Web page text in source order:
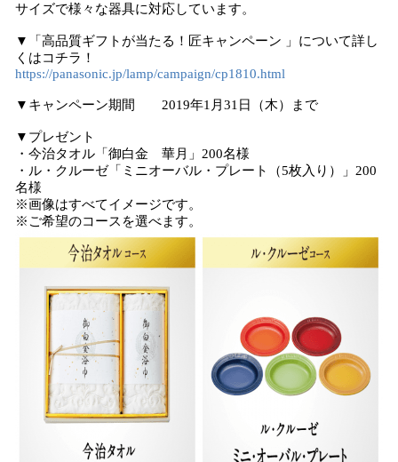
サイズで様々な器具に対応しています。
▼「高品質ギフトが当たる！匠キャンペーン 」について詳し
くはコチラ！
https://panasonic.jp/lamp/campaign/cp1810.html
▼キャンペーン期間 2019年1月31日（木）まで
▼プレゼント
・今治タオル「御白金 華月」200名様
・ル・クルーゼ「ミニオーバル・プレート（5枚入り）」200
名様
※画像はすべてイメージです。
※ご希望のコースを選べます。